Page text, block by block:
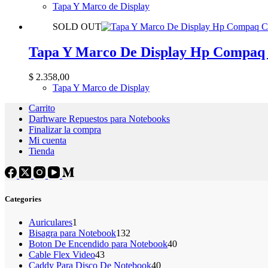
Tapa Y Marco de Display
SOLD OUT
Tapa Y Marco De Display Hp Compaq
$ 2.358,00
Tapa Y Marco de Display
Carrito
Darhware Repuestos para Notebooks
Finalizar la compra
Mi cuenta
Tienda
Categories
Auriculares1
producto
Bisagra para Notebook132
productos
Boton De Encendido para Notebook4040
Cable Flex Video4343
productos
Caddy Para Disco De Notebook4040